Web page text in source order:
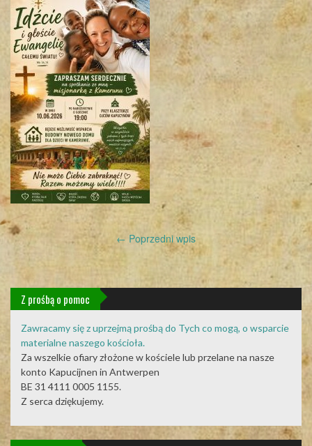
Post
navigation
← Poprzedni wpis
Z prośbą o pomoc
Zawracamy się z uprzejmą prośbą do Tych co mogą, o wsparcie
materialne naszego kościoła.
Za wszelkie ofiary złożone w kościele lub przelane na nasze
konto Kapucijnen in Antwerpen
BE 31 4111 0005 1155.
Z serca dziękujemy.